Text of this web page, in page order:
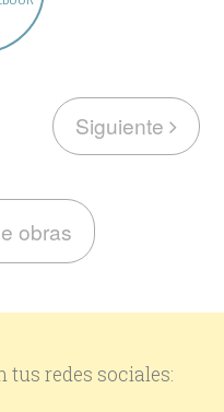
Siguiente
obras
tus redes sociales: